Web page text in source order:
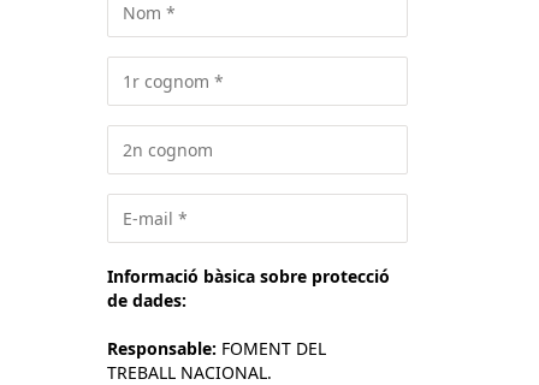
Informació bàsica sobre protecció
de dades:
Responsable: FOMENT DEL
TREBALL NACIONAL.